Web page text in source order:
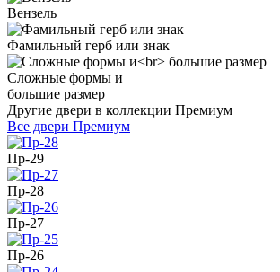
Вензель
Фамильный герб или знак
Сложные формы и
большие размер
Другие двери в коллекции Премиум
Все двери Премиум
Пр-29
Пр-28
Пр-27
Пр-26